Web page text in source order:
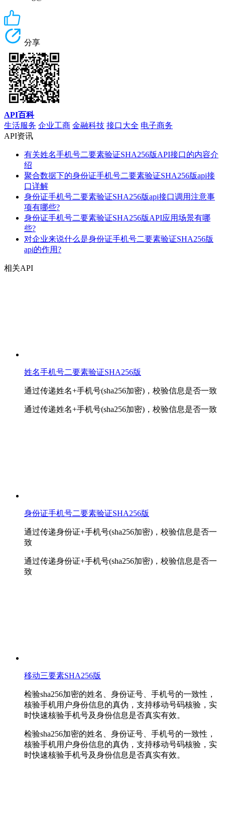
分享
API百科
生活服务 企业工商 金融科技 接口大全 电子商务
API资讯
有关姓名手机号二要素验证SHA256版API接口的内容介
绍
聚合数据下的身份证手机号二要素验证SHA256版api接
口详解
身份证手机号二要素验证SHA256版api接口调用注意事
项有哪些?
身份证手机号二要素验证SHA256版API应用场景有哪
些?
对企业来说什么是身份证手机号二要素验证SHA256版
api的作用?
相关API
姓名手机号二要素验证SHA256版
通过传递姓名+手机号(sha256加密)，校验信息是否一致
通过传递姓名+手机号(sha256加密)，校验信息是否一致
身份证手机号二要素验证SHA256版
通过传递身份证+手机号(sha256加密)，校验信息是否一
致
通过传递身份证+手机号(sha256加密)，校验信息是否一
致
移动三要素SHA256版
检验sha256加密的姓名、身份证号、手机号的一致性，
核验手机用户身份信息的真伪，支持移动号码核验，实
时快速核验手机号及身份信息是否真实有效。
检验sha256加密的姓名、身份证号、手机号的一致性，
核验手机用户身份信息的真伪，支持移动号码核验，实
时快速核验手机号及身份信息是否真实有效。